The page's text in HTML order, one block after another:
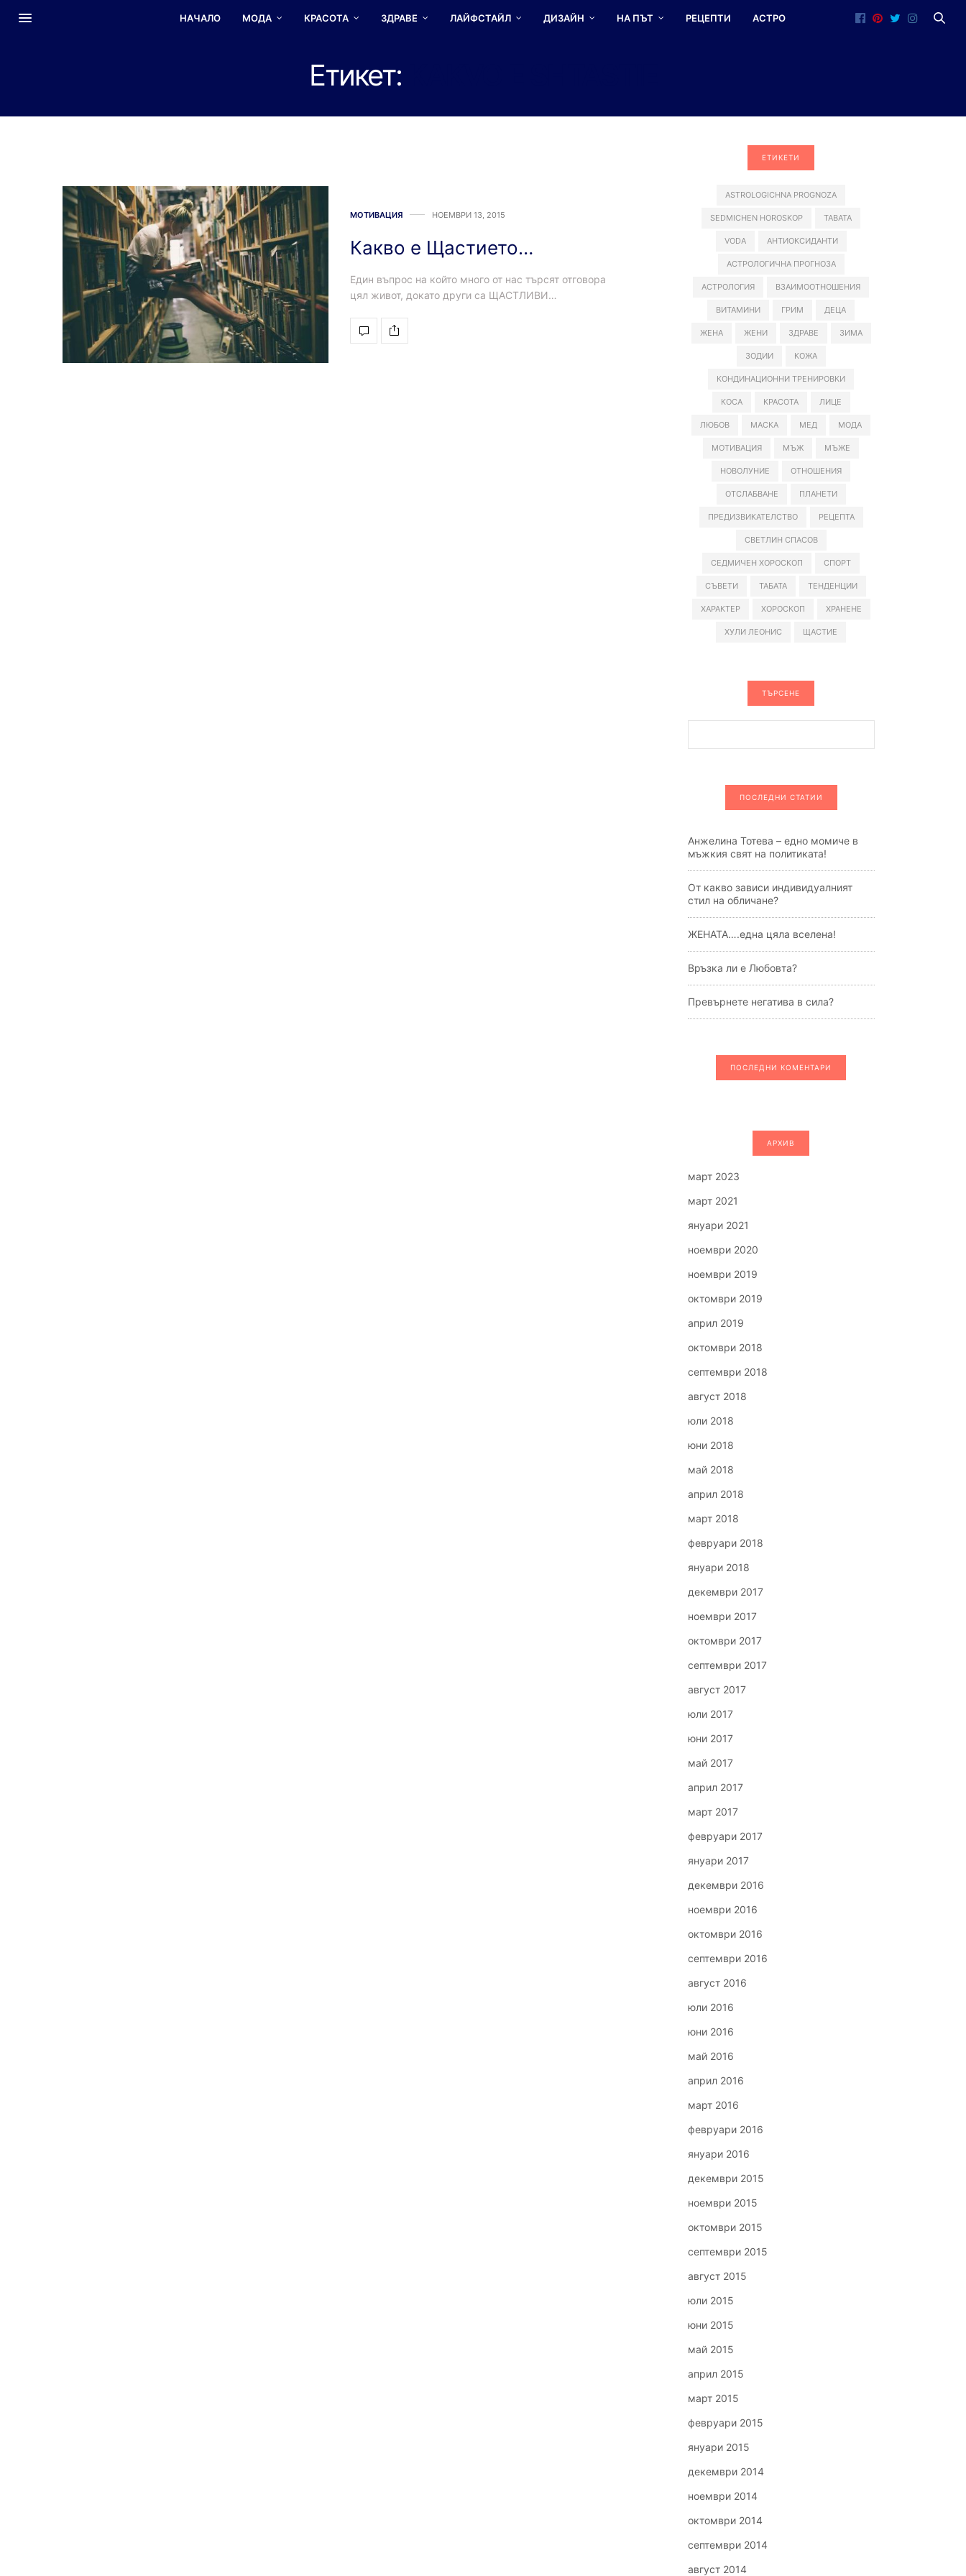
НАЧАЛО МОДА КРАСОТА ЗДРАВЕ ЛАЙФСТАЙЛ ДИЗАЙН НА ПЪТ РЕЦЕПТИ АСТРО
Етикет:
МОТИВАЦИЯ НОЕМВРИ 13, 2015
Какво е Щастието…
Един въпрос на който много от нас търсят отговора
цял живот, докато други са ЩАСТЛИВИ…
ЕТИКЕТИ
ASTROLOGICHNA PROGNOZA
SEDMICHEN HOROSKOP TABATA
VODA АНТИОКСИДАНТИ
АСТРОЛОГИЧНА ПРОГНОЗА
АСТРОЛОГИЯ ВЗАИМООТНОШЕНИЯ
ВИТАМИНИ ГРИМ ДЕЦА
ЖЕНА ЖЕНИ ЗДРАВЕ ЗИМА
ЗОДИИ КОЖА
КОНДИНАЦИОННИ ТРЕНИРОВКИ
КОСА КРАСОТА ЛИЦЕ
ЛЮБОВ МАСКА МЕД МОДА
МОТИВАЦИЯ МЪЖ МЪЖЕ
НОВОЛУНИЕ ОТНОШЕНИЯ
ОТСЛАБВАНЕ ПЛАНЕТИ
ПРЕДИЗВИКАТЕЛСТВО РЕЦЕПТА
СВЕТЛИН СПАСОВ
СЕДМИЧЕН ХОРОСКОП СПОРТ
СЪВЕТИ ТАБАТА ТЕНДЕНЦИИ
ХАРАКТЕР ХОРОСКОП ХРАНЕНЕ
ХУЛИ ЛЕОНИС ЩАСТИЕ
ТЪРСЕНЕ
ПОСЛЕДНИ СТАТИИ
Анжелина Тотева – едно момиче в
мъжкия свят на политиката!
От какво зависи индивидуалният
стил на обличане?
ЖЕНАТА….една цяла вселена!
Връзка ли е Любовта?
Превърнете негатива в сила?
ПОСЛЕДНИ КОМЕНТАРИ
АРХИВ
март 2023
март 2021
януари 2021
ноември 2020
ноември 2019
октомври 2019
април 2019
октомври 2018
септември 2018
август 2018
юли 2018
юни 2018
май 2018
април 2018
март 2018
февруари 2018
януари 2018
декември 2017
ноември 2017
октомври 2017
септември 2017
август 2017
юли 2017
юни 2017
май 2017
април 2017
март 2017
февруари 2017
януари 2017
декември 2016
ноември 2016
октомври 2016
септември 2016
август 2016
юли 2016
юни 2016
май 2016
април 2016
март 2016
февруари 2016
януари 2016
декември 2015
ноември 2015
октомври 2015
септември 2015
август 2015
юли 2015
юни 2015
май 2015
април 2015
март 2015
февруари 2015
януари 2015
декември 2014
ноември 2014
октомври 2014
септември 2014
август 2014